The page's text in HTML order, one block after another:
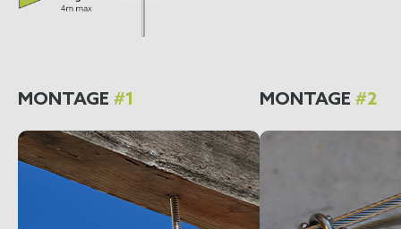
MONTAGE #1 MONTAGE #2